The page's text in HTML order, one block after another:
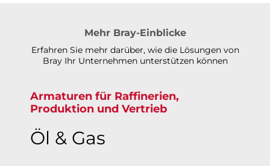
Mehr Bray-Einblicke
Erfahren Sie mehr darüber, wie die Lösungen von
Bray Ihr Unternehmen unterstützen können
Armaturen für Raffinerien,
Produktion und Vertrieb
Öl & Gas